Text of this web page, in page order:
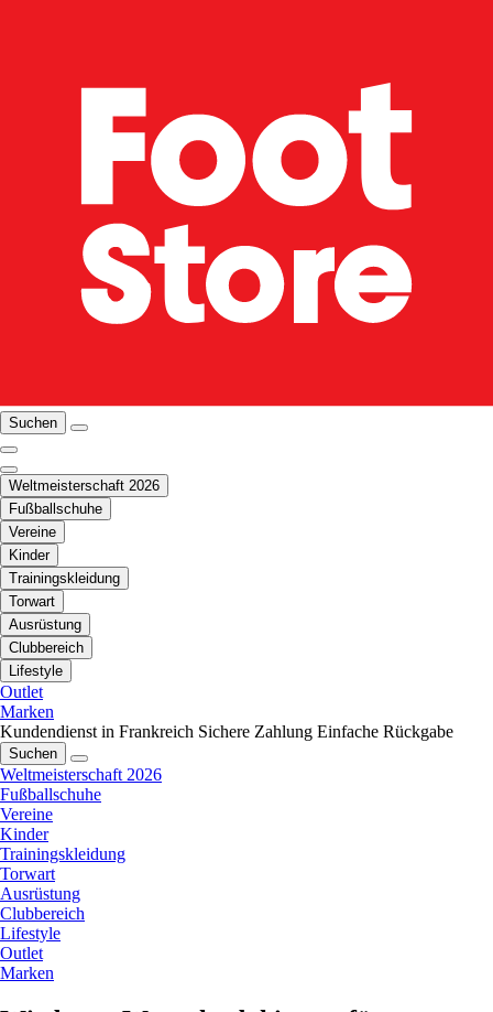
Suchen
Weltmeisterschaft 2026
Fußballschuhe
Vereine
Kinder
Trainingskleidung
Torwart
Ausrüstung
Clubbereich
Lifestyle
Outlet
Marken
Kundendienst in Frankreich Sichere Zahlung Einfache Rückgabe
Suchen
Weltmeisterschaft 2026
Fußballschuhe
Vereine
Kinder
Trainingskleidung
Torwart
Ausrüstung
Clubbereich
Lifestyle
Outlet
Marken